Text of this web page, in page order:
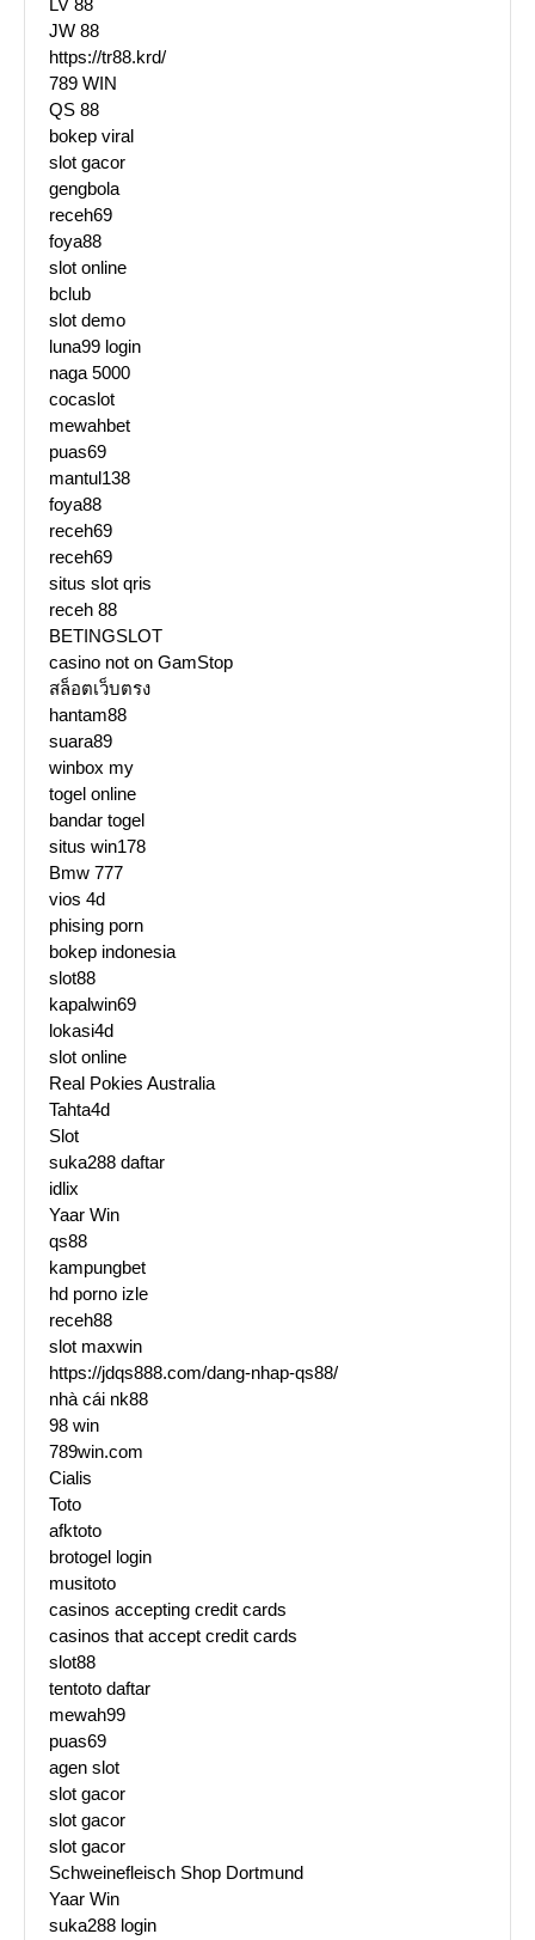
LV 88
JW 88
https://tr88.krd/
789 WIN
QS 88
bokep viral
slot gacor
gengbola
receh69
foya88
slot online
bclub
slot demo
luna99 login
naga 5000
cocaslot
mewahbet
puas69
mantul138
foya88
receh69
receh69
situs slot qris
receh 88
BETINGSLOT
casino not on GamStop
สล็อตเว็บตรง
hantam88
suara89
winbox my
togel online
bandar togel
situs win178
Bmw 777
vios 4d
phising porn
bokep indonesia
slot88
kapalwin69
lokasi4d
slot online
Real Pokies Australia
Tahta4d
Slot
suka288 daftar
idlix
Yaar Win
qs88
kampungbet
hd porno izle
receh88
slot maxwin
https://jdqs888.com/dang-nhap-qs88/
nhà cái nk88
98 win
789win.com
Cialis
Toto
afktoto
brotogel login
musitoto
casinos accepting credit cards
casinos that accept credit cards
slot88
tentoto daftar
mewah99
puas69
agen slot
slot gacor
slot gacor
slot gacor
Schweinefleisch Shop Dortmund
Yaar Win
suka288 login